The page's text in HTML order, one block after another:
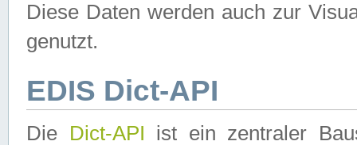
Diese Daten werden auch zur
genutzt.
EDIS Dict-API
Die Dict-API ist ein zentraler